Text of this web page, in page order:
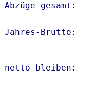
Abzüge gesamt:
Jahres-
netto